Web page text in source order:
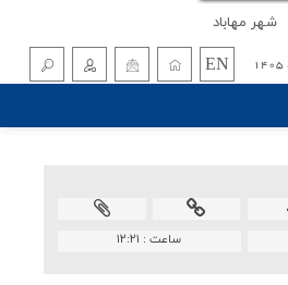
شهر مهاباد
EN
ساعت : ۱۲:۲۱